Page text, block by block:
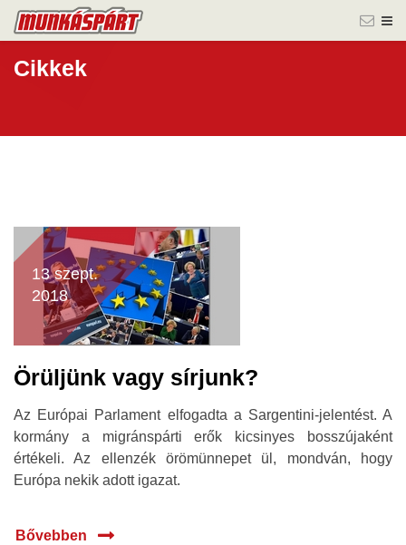
Cikkek
13 szept.
2018
Örüljünk vagy sírjunk?
Az Európai Parlament elfogadta a Sargentini-jelentést. A
kormány a migránspárti erők kicsinyes bosszújaként
értékeli. Az ellenzék örömünnepet ül, mondván, hogy
Európa nekik adott igazat.
Bővebben